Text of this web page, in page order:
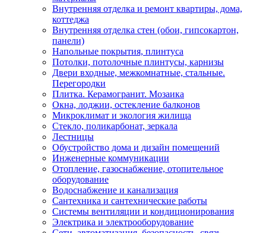
Внутренняя отделка и ремонт квартиры, дома,
коттеджа
Внутренняя отделка стен (обои, гипсокартон,
панели)
Напольные покрытия, плинтуса
Потолки, потолочные плинтусы, карнизы
Двери входные, межкомнатные, стальные.
Перегородки
Плитка. Керамогранит. Мозаика
Окна, лоджии, остекление балконов
Микроклимат и экология жилища
Стекло, поликарбонат, зеркала
Лестницы
Обустройство дома и дизайн помещений
Инженерные коммуникации
Отопление, газоснабжение, отопительное
оборудование
Водоснабжение и канализация
Сантехника и сантехнические работы
Системы вентиляции и кондиционирования
Электрика и электрооборудование